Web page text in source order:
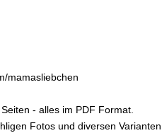
mamasliebchen
- alles im PDF Format.
Fotos und diversen